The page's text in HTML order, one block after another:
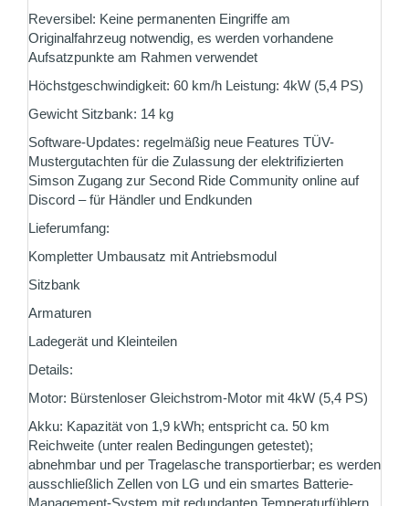
Reversibel: Keine permanenten Eingriffe am
Originalfahrzeug notwendig, es werden vorhandene
Aufsatzpunkte am Rahmen verwendet
Höchstgeschwindigkeit: 60 km/h Leistung: 4kW (5,4 PS)
Gewicht Sitzbank: 14 kg
Software-Updates: regelmäßig neue Features TÜV-
Mustergutachten für die Zulassung der elektrifizierten
Simson Zugang zur Second Ride Community online auf
Discord – für Händler und Endkunden
Lieferumfang:
Kompletter Umbausatz mit Antriebsmodul
Sitzbank
Armaturen
Ladegerät und Kleinteilen
Details:
Motor: Bürstenloser Gleichstrom-Motor mit 4kW (5,4 PS)
Akku: Kapazität von 1,9 kWh; entspricht ca. 50 km
Reichweite (unter realen Bedingungen getestet);
abnehmbar und per Tragelasche transportierbar; es werden
ausschließlich Zellen von LG und ein smartes Batterie-
Management-System mit redundanten Temperaturfühlern